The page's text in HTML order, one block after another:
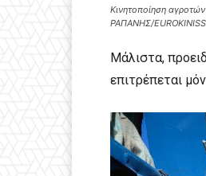
Κινητοποίηση
ΡΑΠΑΝΗΣ/
Μάλιστα,
επιτρέπεται